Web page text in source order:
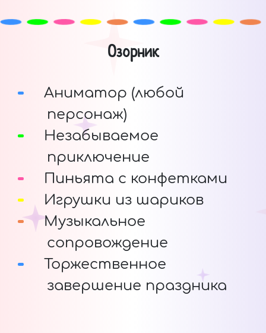
Озорник
Аниматор (любой
персонаж)
Незабываемое
приключение
Пиньята с конфетками
Игрушки из шариков
Музыкальное
сопровождение
Торжественное
завершение праздника